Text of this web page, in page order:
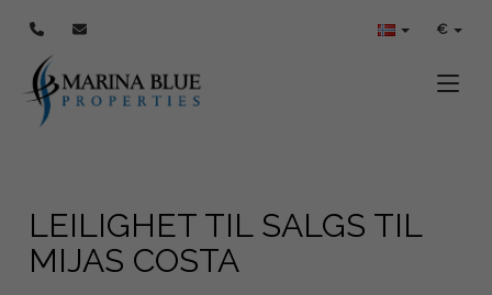
€
LEILIGHET TIL SALGS TIL
MIJAS COSTA